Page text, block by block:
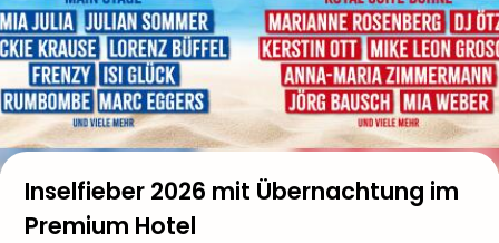
Inselfieber 2026 mit Übernachtung im
Premium Hotel